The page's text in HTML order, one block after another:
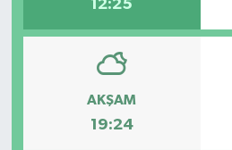
12:25
AKŞAM
19:24